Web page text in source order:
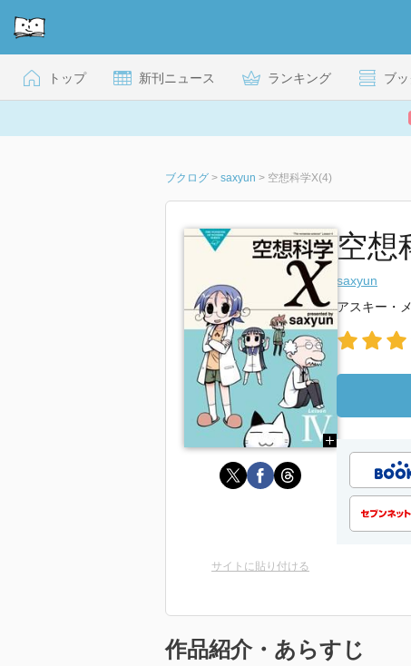
トップ 新刊ニュース ランキング ブ
ブクログ > saxyun > 空想科学X(4)
空想
saxyun
アスキー・
サイトに貼り付ける
作品紹介・あらすじ